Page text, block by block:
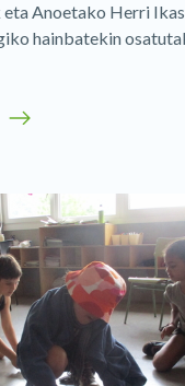
Anoetako Herri
hainbatekin